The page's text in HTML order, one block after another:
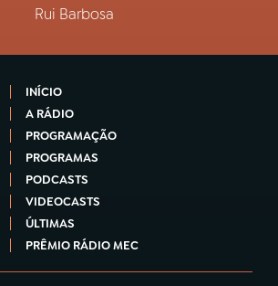
Rui Barbosa
INÍCIO
A RÁDIO
PROGRAMAÇÃO
PROGRAMAS
PODCASTS
VIDEOCASTS
ÚLTIMAS
PRÊMIO RÁDIO MEC